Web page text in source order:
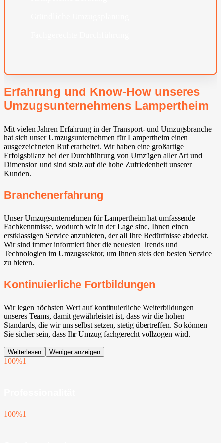
Erfahrung und Know-How unseres
Umzugsunternehmens Lampertheim
Mit vielen Jahren Erfahrung in der Transport- und Umzugsbranche
hat sich unser Umzugsunternehmen für Lampertheim einen
ausgezeichneten Ruf erarbeitet. Wir haben eine großartige
Erfolgsbilanz bei der Durchführung von Umzügen aller Art und
Dimension und sind stolz auf die hohe Zufriedenheit unserer
Kunden.
Branchenerfahrung
Unser Umzugsunternehmen für Lampertheim hat umfassende
Fachkenntnisse, wodurch wir in der Lage sind, Ihnen einen
erstklassigen Service anzubieten, der all Ihre Bedürfnisse abdeckt.
Wir sind immer informiert über die neuesten Trends und
Technologien im Umzugssektor, um Ihnen stets den besten Service
zu bieten.
Kontinuierliche Fortbildungen
Wir legen höchsten Wert auf kontinuierliche Weiterbildungen
unseres Teams, damit gewährleistet ist, dass wir die hohen
Standards, die wir uns selbst setzen, stetig übertreffen. So können
Sie sicher sein, dass Ihr Umzug fachgerecht vollzogen wird.
Weiterlesen Weniger anzeigen
100%1
100%1